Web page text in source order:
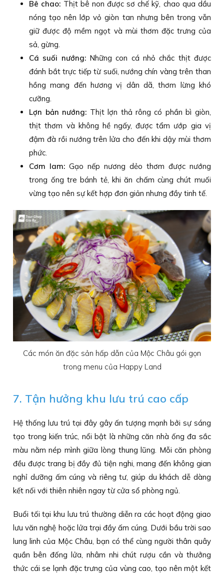
Bê chao: Thịt bê non được sơ chế kỹ, chao qua dầu
nóng tạo nên lớp vỏ giòn tan nhưng bên trong vẫn
giữ được độ mềm ngọt và mùi thơm đặc trưng của
sả, gừng.
Cá suối nướng:Những con cá nhỏ chắc thịt được
đánh bắt trực tiếp từ suối, nướng chín vàng trên than
hồng mang đến hương vị dân dã, thơm lừng khó
cưỡng.
Lợn bản nướng: Thịt lợn thả rông có phần bì giòn,
thịt thơm và không hề ngấy, được tẩm ướp gia vị
đậm đà rồi nướng trên lửa cho đến khi dậy mùi thơm
phức.
Cơm lam: Gạo nếp nương dẻo thơm được nướng
trong ống tre bánh tẻ, khi ăn chấm cùng chút muối
vừng tạo nên sự kết hợp đơn giản nhưng đầy tinh tế.
Các món ăn đặc sản hấp dẫn của Mộc Châu gói gọn
trong menu của Happy Land
7. Tận hưởng khu lưu trú cao cấp
Hệ thống lưu trú tại đây gây ấn tượng mạnh bởi sự sáng
tạo trong kiến trúc, nổi bật là những căn nhà ống đa sắc
màu nằm nép mình giữa lòng thung lũng. Mỗi căn phòng
đều được trang bị đầy đủ tiện nghi, mang đến không gian
nghỉ dưỡng ấm cúng và riêng tư, giúp du khách dễ dàng
kết nối với thiên nhiên ngay từ cửa sổ phòng ngủ.
Buổi tối tại khu lưu trú thường diễn ra các hoạt động giao
lưu văn nghệ hoặc lửa trại đầy ấm cúng. Dưới bầu trời sao
lung linh của Mộc Châu, bạn có thể cùng người thân quây
quần bên đống lửa, nhâm nhi chút rượu cần và thưởng
thức cái se lạnh đặc trưng của vùng cao, tạo nên một kết